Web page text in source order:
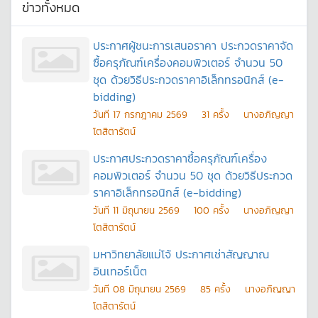
ข่าวทั้งหมด
ประกาศผู้ชนะการเสนอราคา ประกวดราคาจัด
ซื้อครุภัณฑ์เครื่องคอมพิวเตอร์ จำนวน 50
ชุด ด้วยวิธีประกวดราคาอิเล็กทรอนิกส์ (e-
bidding)
วันที 17 กรกฎาคม 2569 31 ครั้ง
นางอภิญญา
โตสิตารัตน์
ประกาศประกวดราคาซื้อครุภัณฑ์เครื่อง
คอมพิวเตอร์ จำนวน 50 ชุด ด้วยวิธีประกวด
ราคาอิเล็กทรอนิกส์ (e-bidding)
วันที 11 มิถุนายน 2569 100 ครั้ง
นางอภิญญา
โตสิตารัตน์
มหาวิทยาลัยแม่โจ้ ประกาศเช่าสัญญาณ
อินเทอร์เน็ต
วันที 08 มิถุนายน 2569 85 ครั้ง
นางอภิญญา
โตสิตารัตน์